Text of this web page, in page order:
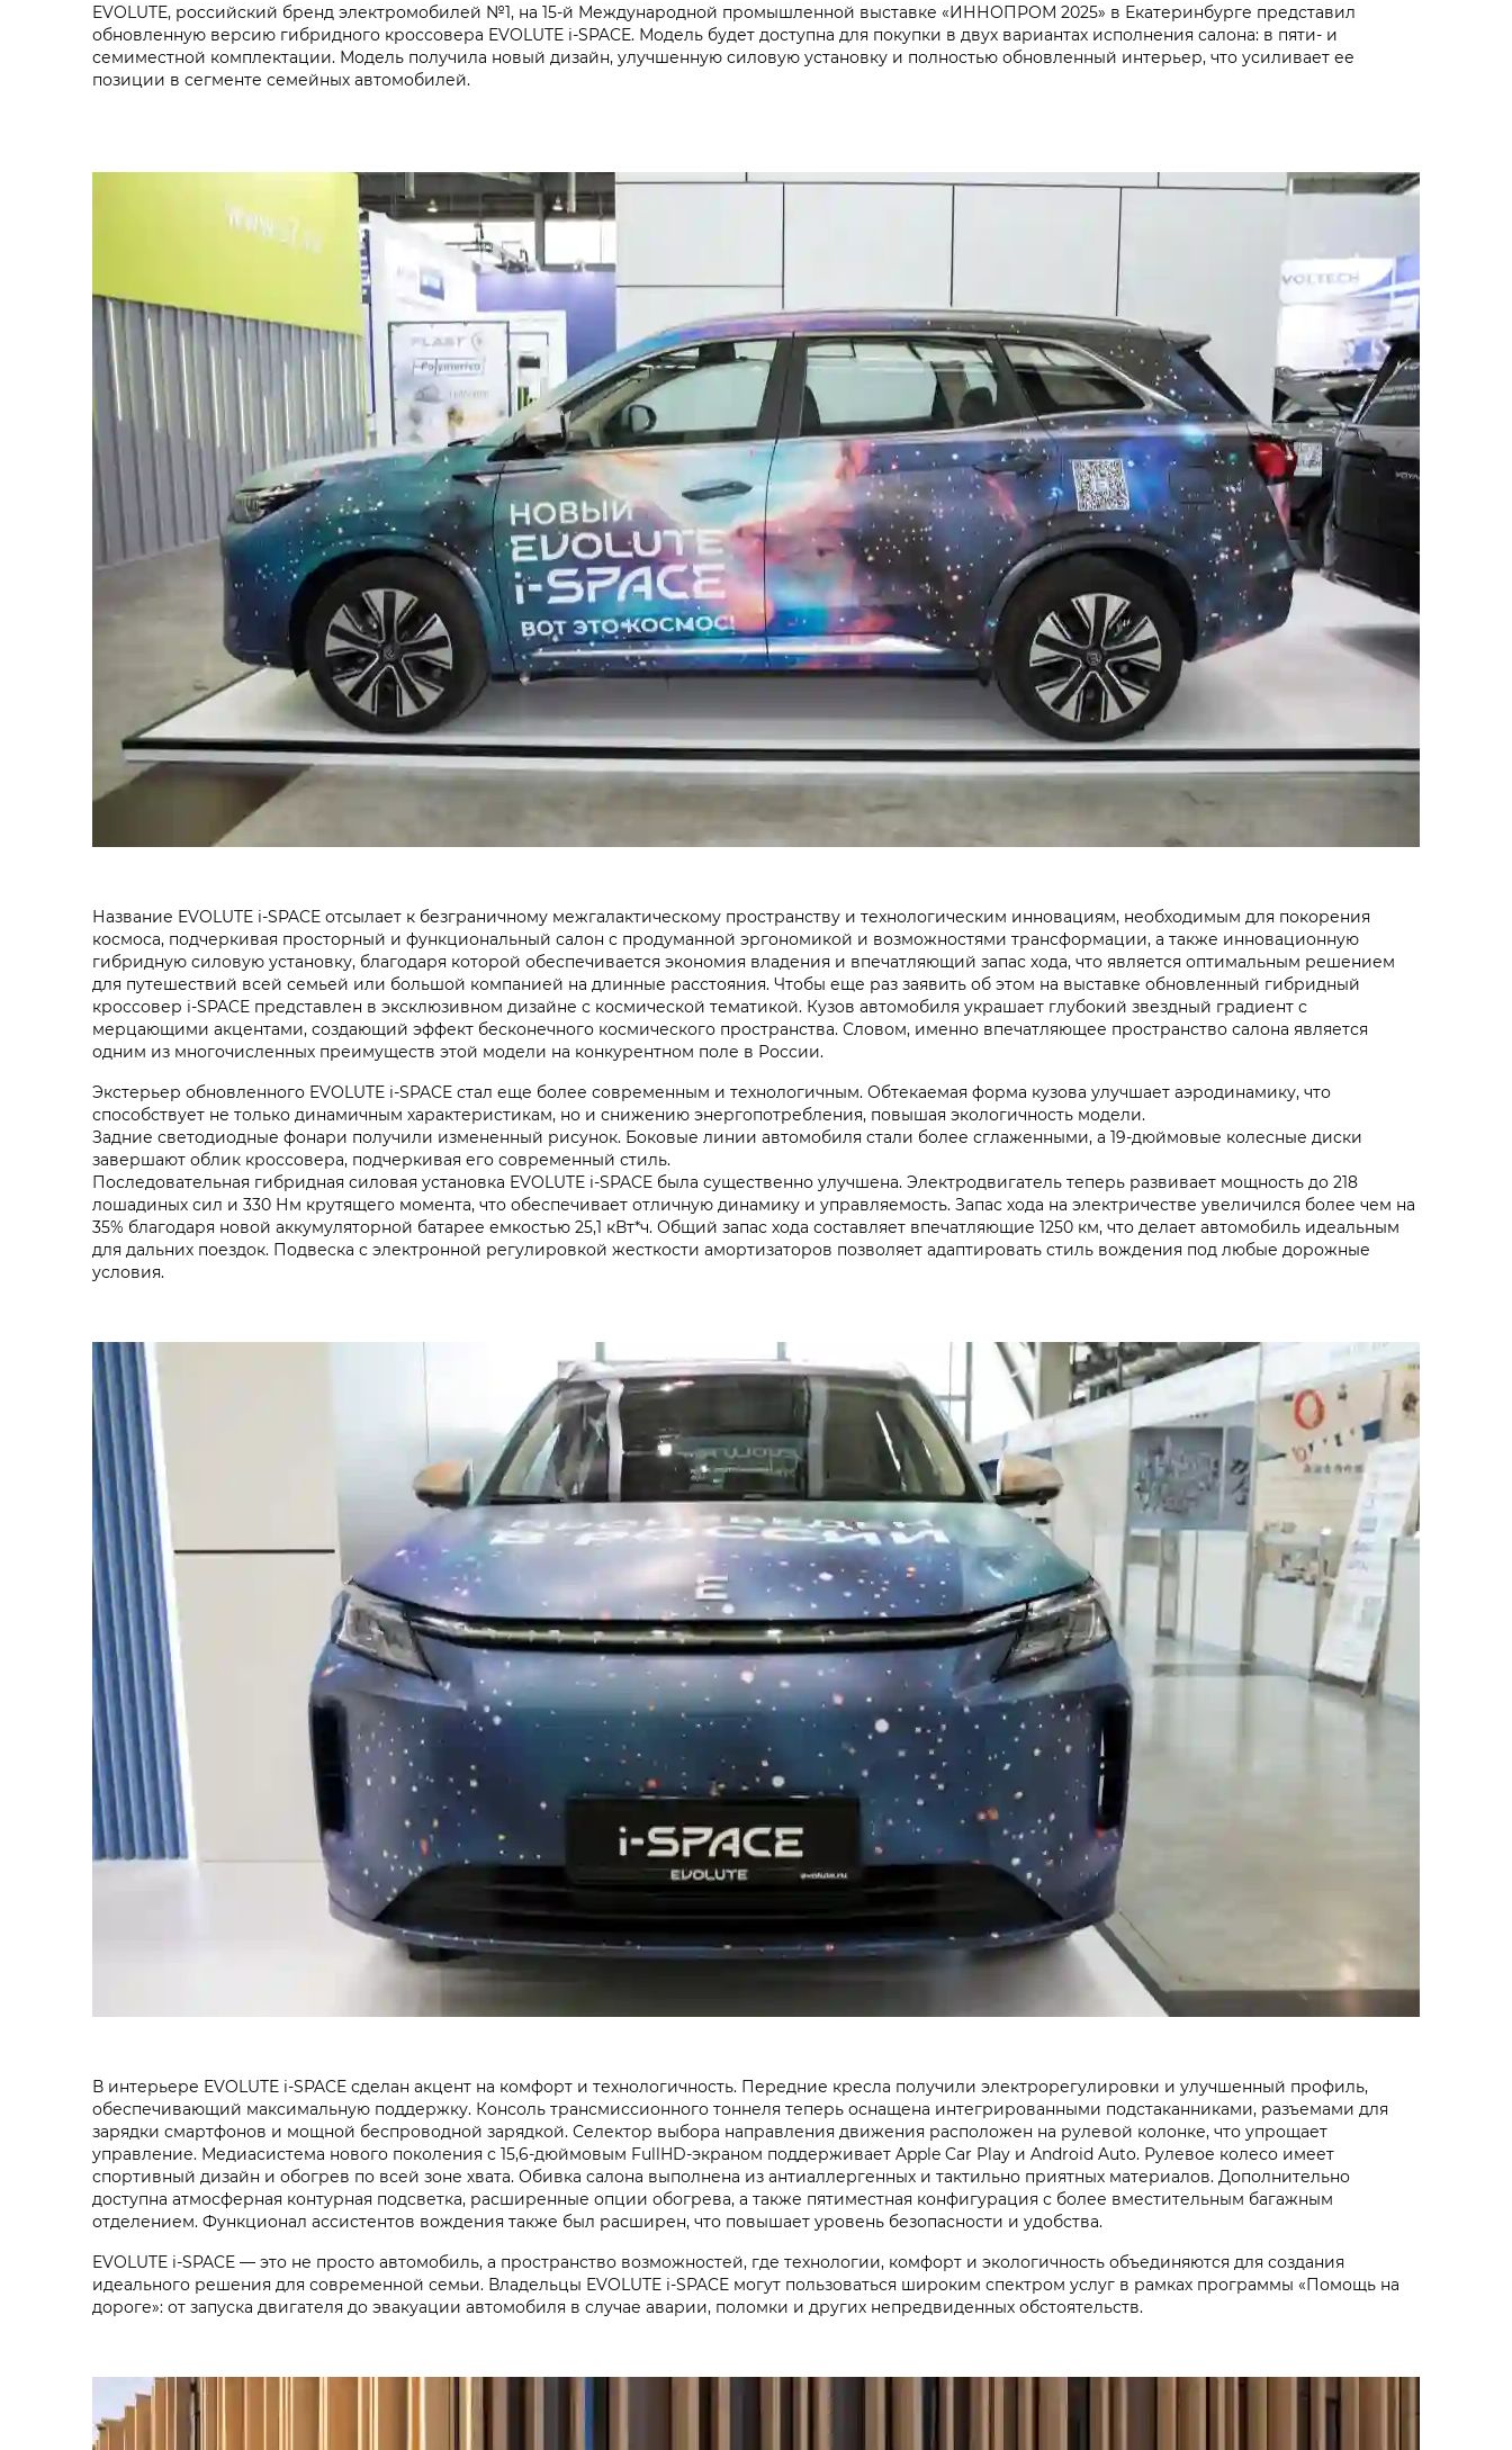
EVOLUTE, российский бренд электромобилей №1, на 15-й Международной промышленной выставке «ИННОПРОМ 2025» в Екатеринбурге представил
обновленную версию гибридного кроссовера EVOLUTE i‑SPACE. Модель будет доступна для покупки в двух вариантах исполнения салона: в пяти- и
семиместной комплектации. Модель получила новый дизайн, улучшенную силовую установку и полностью обновленный интерьер, что усиливает ее
позиции в сегменте семейных автомобилей.
Название EVOLUTE i‑SPACE отсылает к безграничному межгалактическому пространству и технологическим инновациям, необходимым для покорения
космоса, подчеркивая просторный и функциональный салон с продуманной эргономикой и возможностями трансформации, а также инновационную
гибридную силовую установку, благодаря которой обеспечивается экономия владения и впечатляющий запас хода, что является оптимальным решением
для путешествий всей семьей или большой компанией на длинные расстояния. Чтобы еще раз заявить об этом на выставке обновленный гибридный
кроссовер i‑SPACE представлен в эксклюзивном дизайне с космической тематикой. Кузов автомобиля украшает глубокий звездный градиент с
мерцающими акцентами, создающий эффект бесконечного космического пространства. Словом, именно впечатляющее пространство салона является
одним из многочисленных преимуществ этой модели на конкурентном поле в России.
Экстерьер обновленного EVOLUTE i‑SPACE стал еще более современным и технологичным. Обтекаемая форма кузова улучшает аэродинамику, что
способствует не только динамичным характеристикам, но и снижению энергопотребления, повышая экологичность модели.
Задние светодиодные фонари получили измененный рисунок. Боковые линии автомобиля стали более сглаженными, а 19-дюймовые колесные диски
завершают облик кроссовера, подчеркивая его современный стиль.
Последовательная гибридная силовая установка EVOLUTE i‑SPACE была существенно улучшена. Электродвигатель теперь развивает мощность до 218
лошадиных сил и 330 Нм крутящего момента, что обеспечивает отличную динамику и управляемость. Запас хода на электричестве увеличился более чем на
35% благодаря новой аккумуляторной батарее емкостью 25,1 кВт*ч. Общий запас хода составляет впечатляющие 1250 км, что делает автомобиль идеальным
для дальних поездок. Подвеска с электронной регулировкой жесткости амортизаторов позволяет адаптировать стиль вождения под любые дорожные
условия.
В интерьере EVOLUTE i‑SPACE сделан акцент на комфорт и технологичность. Передние кресла получили электрорегулировки и улучшенный профиль,
обеспечивающий максимальную поддержку. Консоль трансмиссионного тоннеля теперь оснащена интегрированными подстаканниками, разъемами для
зарядки смартфонов и мощной беспроводной зарядкой. Селектор выбора направления движения расположен на рулевой колонке, что упрощает
управление. Медиасистема нового поколения с 15,6-дюймовым FullHD-экраном поддерживает Apple Car Play и Android Auto. Рулевое колесо имеет
спортивный дизайн и обогрев по всей зоне хвата. Обивка салона выполнена из антиаллергенных и тактильно приятных материалов. Дополнительно
доступна атмосферная контурная подсветка, расширенные опции обогрева, а также пятиместная конфигурация с более вместительным багажным
отделением. Функционал ассистентов вождения также был расширен, что повышает уровень безопасности и удобства.
EVOLUTE i‑SPACE — это не просто автомобиль, а пространство возможностей, где технологии, комфорт и экологичность объединяются для создания
идеального решения для современной семьи. Владельцы EVOLUTE i‑SPACE могут пользоваться широким спектром услуг в рамках программы «Помощь на
дороге»: от запуска двигателя до эвакуации автомобиля в случае аварии, поломки и других непредвиденных обстоятельств.